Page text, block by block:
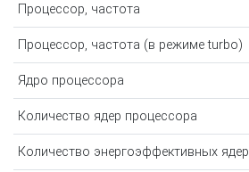
Процессор, частота
Процессор, частота (в режиме turbo)
Ядро процессора
Количество ядер процессора
Количество энергоэффективных ядер